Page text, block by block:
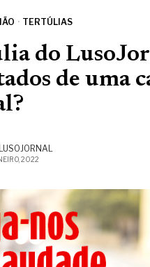
· TERTÚLIAS
do
de uma
LUSOJORNAL
2022